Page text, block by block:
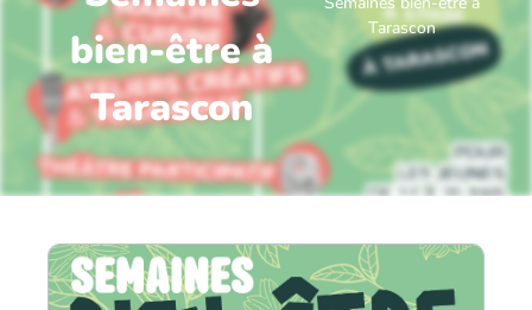
bien-être à
Tarascon
Tarascon